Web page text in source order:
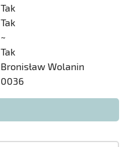
Tak
Tak
~
Tak
Bronisław Wolanin
0036